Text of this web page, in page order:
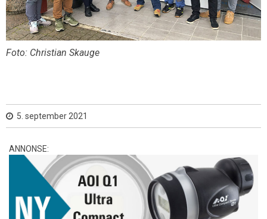
Foto: Christian Skauge
5. september 2021
ANNONSE: